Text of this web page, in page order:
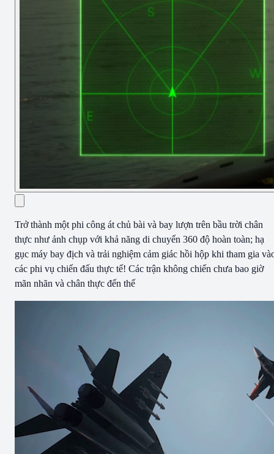
Trở thành một phi công át chủ bài và bay lượn trên bầu trời chân
thực như ảnh chụp với khả năng di chuyển 360 độ hoàn toàn; hạ
gục máy bay địch và trải nghiệm cảm giác hồi hộp khi tham gia
các phi vụ chiến đấu thực tế! Các trận không chiến chưa bao giờ
mãn nhãn và chân thực đến thế